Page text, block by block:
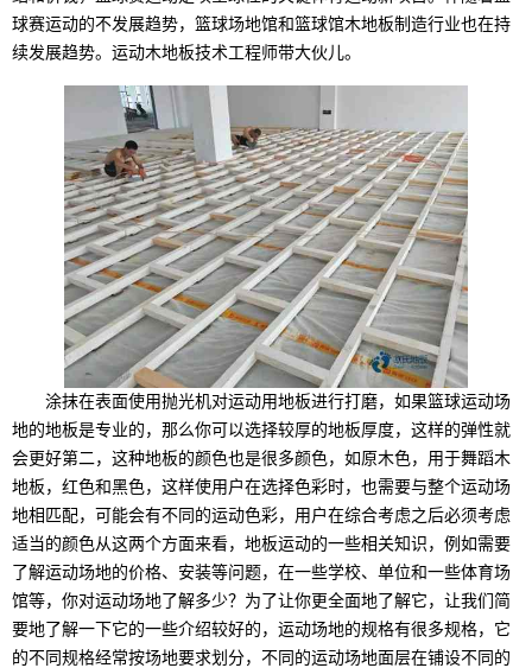
球赛运动的不发展趋势，篮球场地馆和篮球馆木地板制造行业也在持
续发展趋势。运动木地板技术工程师带大伙儿。
涂抹在表面使用抛光机对运动用地板进行打磨，如果篮球运动场
地的地板是专业的，那么你可以选择较厚的地板厚度，这样的弹性就
会更好第二，这种地板的颜色也是很多颜色，如原木色，用于舞蹈木
地板，红色和黑色，这样使用户在选择色彩时，也需要与整个运动场
地相匹配，可能会有不同的运动色彩，用户在综合考虑之后必须考虑
适当的颜色从这两个方面来看，地板运动的一些相关知识，例如需要
了解运动场地的价格、安装等问题，在一些学校、单位和一些体育场
馆等，你对运动场地了解多少？为了让你更全面地了解它，让我们简
要地了解一下它的一些介绍较好的，运动场地的规格有很多规格，它
的不同规格经常按场地要求划分，不同的运动场地面层在铺设不同的